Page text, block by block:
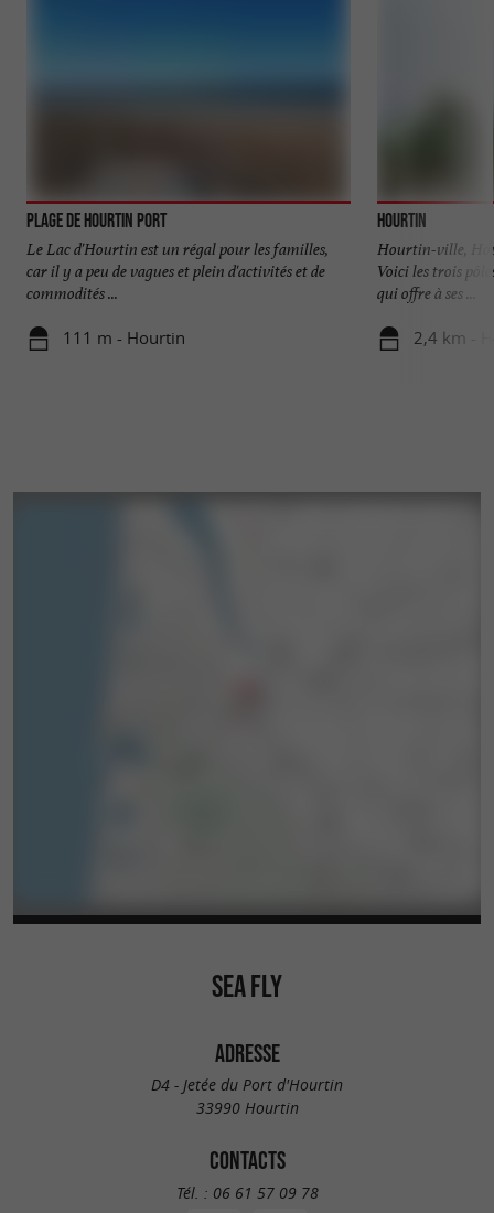
Plage de Hourtin Port
Le Lac d'Hourtin est un régal pour les familles,
car il y a peu de vagues et plein d'activités et de
commodités ...
111 m - Hourtin
Hourtin
Hourtin-ville,
Voici les trois
qui offre à ses ...
2,4 km -
SEA FLY
ADRESSE
D4 - Jetée du Port d'Hourtin
33990 Hourtin
CONTACTS
Tél. : 06 61 57 09 78